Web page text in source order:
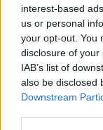
interest-based
us or personal
your opt-out. You
disclosure of
IAB’s list of
also be disclosed
Downstream
Meccs
Leeds
United
Felkészülési